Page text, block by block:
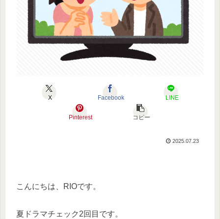
X Facebook LINE
Pinterest コピー
2025.07.23
こんにちは、RIOです。
夏ドラマチェック2回目です。